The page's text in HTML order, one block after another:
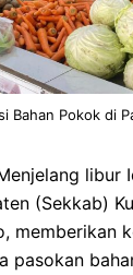
Bahan Pokok di
libur
(Sekkab)
memberikan
pasokan